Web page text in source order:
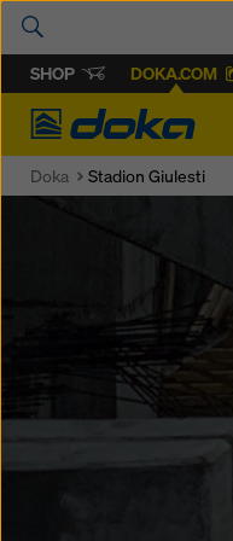
SHOP DOKA.COM
Doka
Doka Stadion Giulesti